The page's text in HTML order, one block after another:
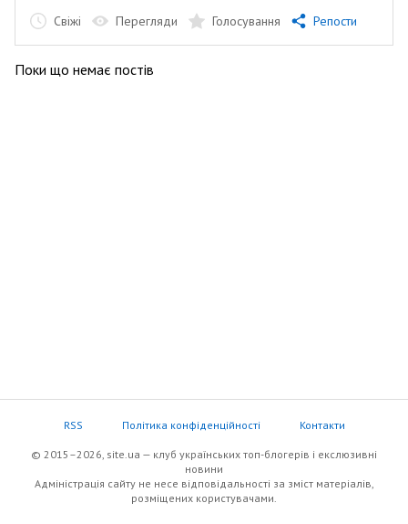
Свіжі Перегляди Голосування Репости
Поки що немає постів
RSS Політика конфіденційності Контакти
© 2015–2026, site.ua — клуб українських топ-блогерів i екслюзивнi
новини
Адміністрація сайту не несе відповідальності за зміст матеріалів,
розміщених користувачами.